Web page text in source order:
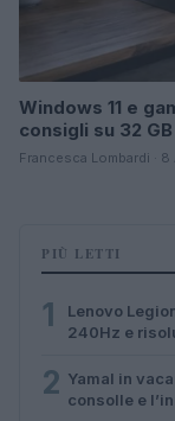
Windows 11 e
consigli su 32
Francesca Lombardi ·
PIÙ LETTI
1
Lenovo
240Hz e
2 Yamal in
consolle e